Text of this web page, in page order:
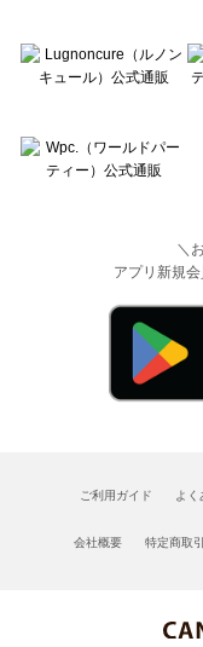
＼
アプリ新規
ご利用ガイド よく
会社概要 特定商取